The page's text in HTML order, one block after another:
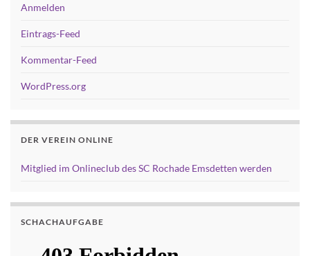
Anmelden
Eintrags-Feed
Kommentar-Feed
WordPress.org
DER VEREIN ONLINE
Mitglied im Onlineclub des SC Rochade Emsdetten werden
SCHACHAUFGABE